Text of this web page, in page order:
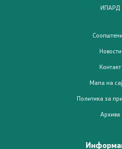
ИПАРД
Новости
Контакт
Мапа на
Политика за
Архива